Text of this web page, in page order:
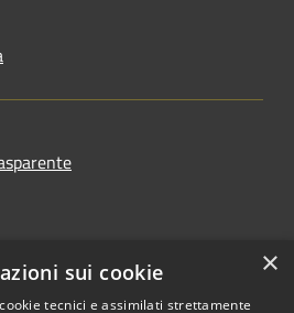
×
sui cookie
tecnici e assimilati strettamente